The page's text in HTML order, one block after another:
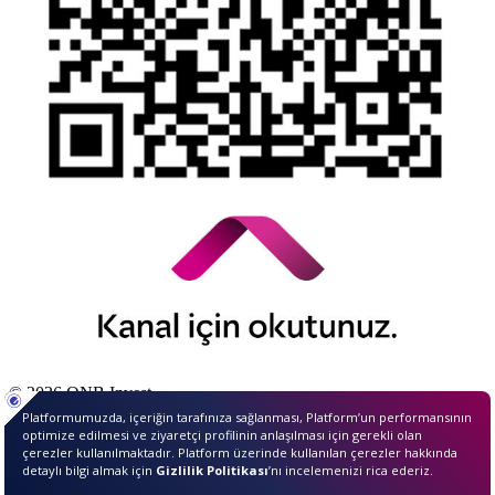
© 2026 QNB Invest,
QNBiştirakidir.